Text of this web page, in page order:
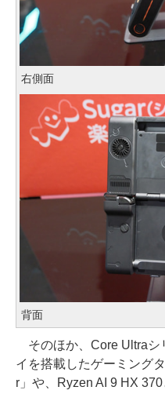
右側面
背面
そのほか、Core Ultraシ
イを搭載したゲーミング
r」や、Ryzen AI 9 HX